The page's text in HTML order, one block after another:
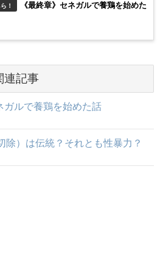
！
《最終章》セネガルで養鶏を始めた
連記事
ガルで養鶏を始めた話
除）は伝統？それとも性暴力？